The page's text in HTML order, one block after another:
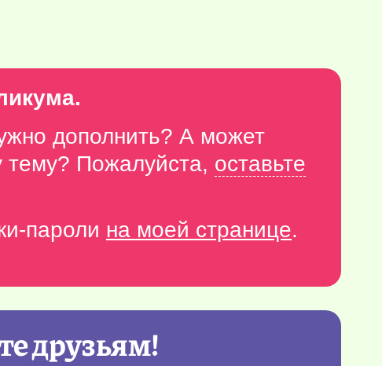
дополнить? А может
тему? Пожалуйста, оставьте
пароли на моей странице.
друзьям!